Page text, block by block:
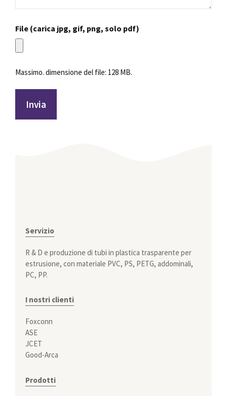
File (carica jpg, gif, png, solo pdf)
Massimo. dimensione del file: 128 MB.
Servizio
R & D e produzione di tubi in plastica trasparente per
estrusione, con materiale PVC, PS, PETG, addominali,
PC, PP.
I nostri clienti
Foxconn
ASE
JCET
Good-Arca
Prodotti